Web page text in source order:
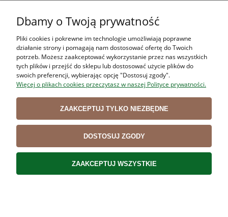
DO KOSZYKA
ZAKUPY
POMOC
MOJE KONTO
INFORMACJE
Użytkowanie sklepu oznacza zgodę na wykorzystywanie plików cookies.
Dbamy o Twoją prywatność
Pliki cookies i pokrewne im technologie umożliwiają poprawne
działanie strony i pomagają nam dostosować ofertę do Twoich
potrzeb. Możesz zaakceptować wykorzystanie przez nas wszystkich
tych plików i przejść do sklepu lub dostosować użycie plików do
swoich preferencji, wybierając opcję "Dostosuj zgody".
Więcej o plikach cookies przeczytasz w naszej Polityce prywatności.
ZAAKCEPTUJ TYLKO NIEZBĘDNE
DOSTOSUJ ZGODY
ZAAKCEPTUJ WSZYSTKIE